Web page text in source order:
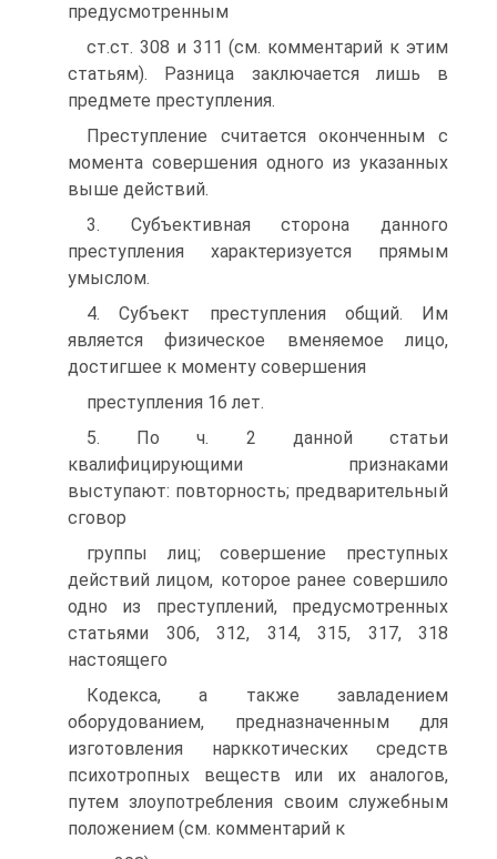
предусмотренным
ст.ст. 308 и 311 (см. комментарий к этим
статьям). Разница заключается лишь в
предмете преступления.
Преступление считается оконченным с
момента совершения одного из указанных
выше действий.
3. Субъективная сторона данного
преступления характеризуется прямым
умыслом.
4. Субъект преступления общий. Им
является физическое вменяемое лицо,
достигшее к моменту совершения
преступления 16 лет.
5. По ч. 2 данной статьи
квалифицирующими признаками
выступают: повторность; предварительный
сговор
группы лиц; совершение преступных
действий лицом, которое ранее совершило
одно из преступлений, предусмотренных
статьями 306, 312, 314, 315, 317, 318
настоящего
Кодекса, а также завладением
оборудованием, предназначенным для
изготовления нарккотических средств
психотропных веществ или их аналогов,
путем злоупотребления своим служебным
положением (см. комментарий к